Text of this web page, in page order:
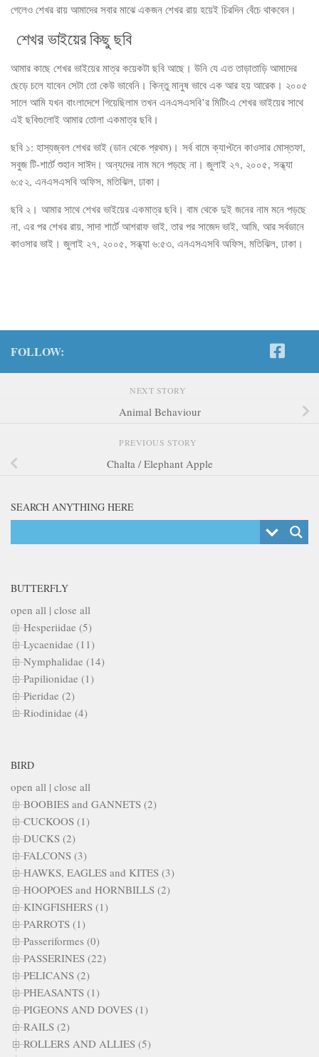
গেলেও শেখর রায় আমাদের সবার মাঝে একজন শেখর রায় হয়েই চিরদিন বেঁচে থাকবেন।
শেখর ভাইয়ের কিছু ছবি
আমার কাছে শেখর ভাইয়ের মাত্র কয়েকটা ছবি আছে। উনি যে এত তাড়াতাড়ি আমাদের
ছেড়ে চলে যাবেন সেটা তো কেউ ভাবেনি। কিন্তু মানুষ ভাবে এক আর হয় আরেক। ২০০৫
সালে আমি যখন বাংলাদেশে গিয়েছিলাম তখন এনএসএসবি’র মিটিংএ শেখর ভাইয়ের সাথে
এই ছবিগুলোই আমার তোলা একমাত্র ছবি।
ছবি ১: হাস্যজ্বল শেখর ভাই (ডান থেকে প্রথম)। সর্ব বামে ক্যাপ্টনে কাওসার মোস্তফা,
সবুজ টি-শার্টে শুহান সাঈদ। অন্যদের নাম মনে পড়ছে না। জুলাই ২৭, ২০০৫, সন্ধ্যা
৬:৫২, এনএসএসবি অফিস, মতিঝিল, ঢাকা।
ছবি ২। আমার সাথে শেখর ভাইয়ের একমাত্র ছবি। বাম থেকে দুই জনের নাম মনে পড়ছে
না, এর পর শেখর রায়, সাদা শার্টে আশরাফ ভাই, তার পর সাজেদ ভাই, আমি, আর সর্বডানে
কাওসার ভাই। জুলাই ২৭, ২০০৫, সন্ধ্যা ৬:৫৩, এনএসএসবি অফিস, মতিঝিল, ঢাকা।
FOLLOW:
NEXT STORY
Animal Behaviour
PREVIOUS STORY
Chalta / Elephant Apple
SEARCH ANYTHING HERE
BUTTERFLY
open all | close all
Hesperiidae (5)
Lycaenidae (11)
Nymphalidae (14)
Papilionidae (1)
Pieridae (2)
Riodinidae (4)
BIRD
open all | close all
BOOBIES and GANNETS (2)
CUCKOOS (1)
DUCKS (2)
FALCONS (3)
HAWKS, EAGLES and KITES (3)
HOOPOES and HORNBILLS (2)
KINGFISHERS (1)
PARROTS (1)
Passeriformes (0)
PASSERINES (22)
PELICANS (2)
PHEASANTS (1)
PIGEONS AND DOVES (1)
RAILS (2)
ROLLERS AND ALLIES (5)